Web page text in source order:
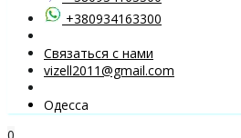
+380934163300
Связаться с нами
vizell2011@gmail.com
Одесса